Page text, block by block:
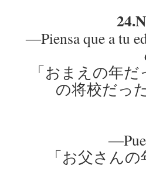
―Piensa que a tu
「おまえの年
の将校だっ
「お父さん